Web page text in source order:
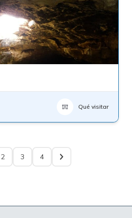
Qué visitar
2 3 4